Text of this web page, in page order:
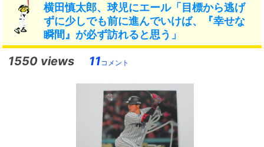
横田慎太郎、球児にエール「目標から逃げ
ずに少しでも前に進んでいけば、『幸せな
瞬間』が必ず訪れると思う」
1550 views 11コメント